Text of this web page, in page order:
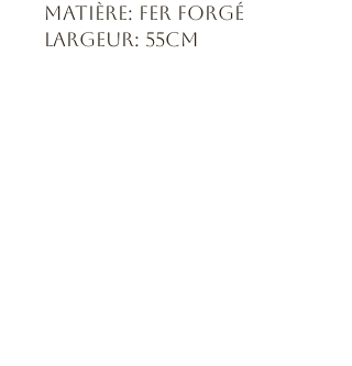
Matière: Fer forgé
Largeur: 55cm